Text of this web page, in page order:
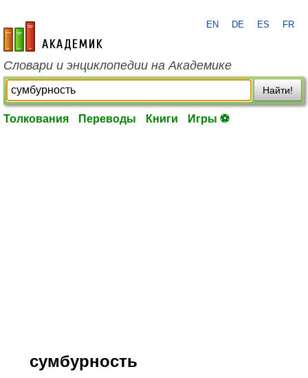
academic.ru
EN DE ES FR
Словари и энциклопедии на Академике
Найти!
Толкования Переводы Книги Игры ⚽
сумбурность